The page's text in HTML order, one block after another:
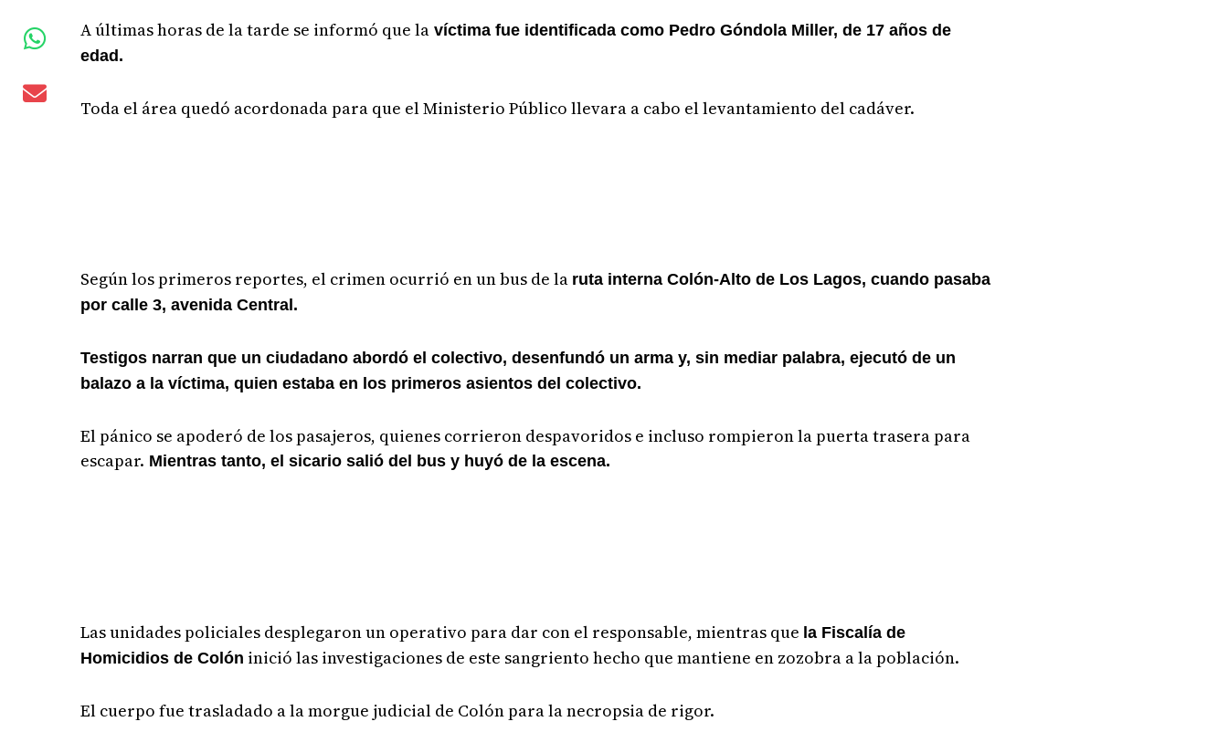
A últimas horas de la tarde se informó que la víctima fue identificada como Pedro Góndola Miller, de 17 años de
edad.
Toda el área quedó acordonada para que el Ministerio Público llevara a cabo el levantamiento del cadáver.
Según los primeros reportes, el crimen ocurrió en un bus de la ruta interna Colón-Alto de Los Lagos, cuando pasaba
por calle 3, avenida Central.
Testigos narran que un ciudadano abordó el colectivo, desenfundó un arma y, sin mediar palabra, ejecutó de un
balazo a la víctima, quien estaba en los primeros asientos del colectivo.
El pánico se apoderó de los pasajeros, quienes corrieron despavoridos e incluso rompieron la puerta trasera para
escapar. Mientras tanto, el sicario salió del bus y huyó de la escena.
Las unidades policiales desplegaron un operativo para dar con el responsable, mientras que la Fiscalía de
Homicidios de Colón inició las investigaciones de este sangriento hecho que mantiene en zozobra a la población.
El cuerpo fue trasladado a la morgue judicial de Colón para la necropsia de rigor.